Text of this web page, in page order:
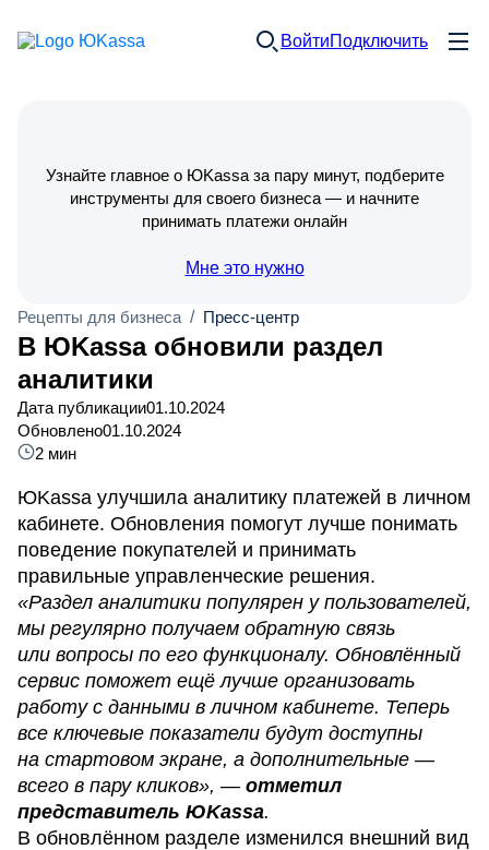
ВойтиПодключить
Узнайте главное о ЮKassa за пару минут, подберите
инструменты для своего бизнеса — и начните
принимать платежи онлайн
Мне это нужно
Рецепты для бизнеса / Пресс-центр
В ЮKassa обновили раздел
аналитики
Дата публикации01.10.2024
Обновлено01.10.2024
2 мин
ЮKassa улучшила аналитику платежей в личном
кабинете. Обновления помогут лучше понимать
поведение покупателей и принимать
правильные управленческие решения.
«Раздел аналитики популярен у пользователей,
мы регулярно получаем обратную связь
или вопросы по его функционалу. Обновлённый
сервис поможет ещё лучше организовать
работу с данными в личном кабинете. Теперь
все ключевые показатели будут доступны
на стартовом экране, а дополнительные —
всего в пару кликов», — отметил
представитель ЮKassa.
В обновлённом разделе изменился внешний вид